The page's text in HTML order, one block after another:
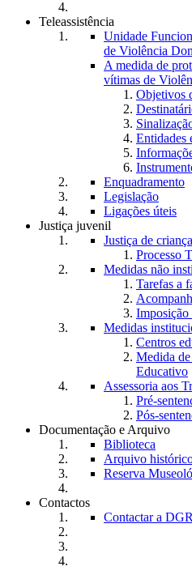
Teleassistência
Unidade
de Violência
A medida de
vítimas de
Objetivos
Entidades
Enquadramento
Legislação
Ligações úteis
Justiça juvenil
Justiça de
Processo
Medidas não
Tarefas a
Imposição
Medidas
Centros
Medida
Educativo
Assessoria aos
Pré-
Pós-
Documentação e Arquivo
Biblioteca
Arquivo
Reserva
Contactos
Contactar a